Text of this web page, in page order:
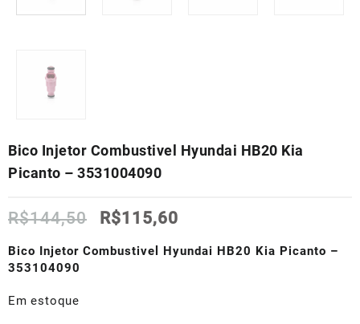
Bico Injetor Combustivel Hyundai HB20 Kia
Picanto – 3531004090
R$144,50
O
original
R$115,60
atual
Bico Injetor Combustivel Hyundai HB20 Kia Picanto –
353104090
Em estoque